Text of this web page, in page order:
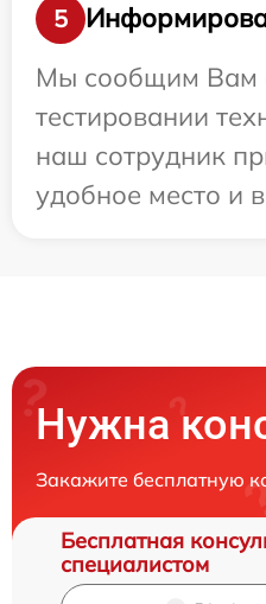
5
Мы сообщим Вам
тестировании
наш сотрудник
удобное место и
Нужна
Закажите бесплатную
Бесплатная
специалистом